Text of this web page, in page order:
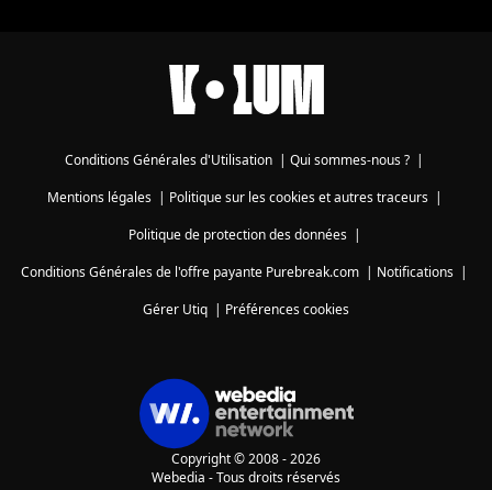
Conditions Générales d'Utilisation | Qui sommes-nous ? |
Mentions légales| Politique sur les cookies et autres traceurs|
Politique de protection des données|
Conditions Générales de l'offre payante Purebreak.com | Notifications |
Gérer Utiq | Préférences cookies
Copyright © 2008 - 2026
Webedia - Tous droits réservés